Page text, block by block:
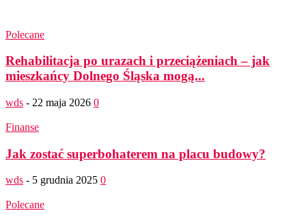
Polecane
Rehabilitacja po urazach i przeciążeniach – jak
mieszkańcy Dolnego Śląska mogą...
wds - 22 maja 2026 0
Finanse
Jak zostać superbohaterem na placu budowy?
wds - 5 grudnia 2025 0
Polecane